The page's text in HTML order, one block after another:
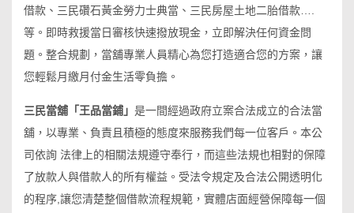
借款、三民礸石黃金勞力士典當、三民房屋土地二胎借款….
等。即時救援當日審核快速撥放現金，立即解決任何資金問
題。整合規劃，當舖專業人員精心為您打造適合您的方案，讓
您輕鬆月繳月付金生活零負擔。
三民當舖「王品當鋪」 是一間經過政府立案合法成立的合法當
舖，以專業、負責且積極的態度來服務我們每一位客戶。本公
司依詢 法律上的相關法規遵守奉行，而這些法規也相對的保障
了放款人與借款人的所有權益。受法令規定及合法公開透明化
的程序,讓您清楚整個借款流程規範，實體店面經營保障每一個